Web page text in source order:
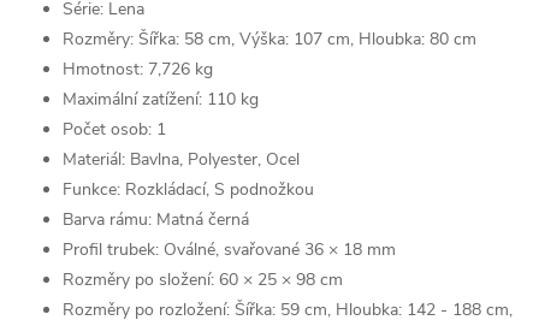
Série: Lena
Rozměry: Šířka: 58 cm, Výška: 107 cm, Hloubka: 80 cm
Hmotnost: 7,726 kg
Maximální zatížení: 110 kg
Počet osob: 1
Materiál: Bavlna, Polyester, Ocel
Funkce: Rozkládací, S podnožkou
Barva rámu: Matná černá
Profil trubek: Oválné, svařované 36 × 18 mm
Rozměry po složení: 60 × 25 × 98 cm
Rozměry po rozložení: Šířka: 59 cm, Hloubka: 142 - 188 cm,